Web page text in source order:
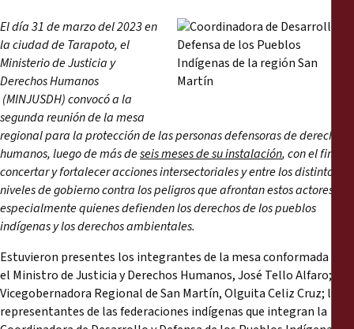
Reports
Press Releases
Training Materials
Briefing Papers
Legal Submissions
Annual Reports
El día 31 de marzo del 2023 en
la ciudad de Tarapoto, el
Ministerio de Justicia y
Derechos Humanos
(MINJUSDH) convocó a la
segunda reunión de la mesa
regional para la protección de las personas defensoras de derechos
humanos, luego de más deseis meses de su instalación, con el fin de
concertar y fortalecer acciones intersectoriales y entre los distintos
niveles de gobierno contra los peligros que afrontan estos actores,
especialmente quienes defienden los derechos de los pueblos
indígenas y los derechos ambientales.
Estuvieron presentes los integrantes de la mesa conformada por
el Ministro de Justicia y Derechos Humanos, José Tello Alfaro; la
Vicegobernadora Regional de San Martín, Olguita Celiz Cruz; los
representantes de las federaciones indígenas que integran la